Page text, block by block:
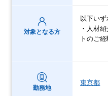
対象となる方
以下い
・人材
トのご
勤務地
東京都